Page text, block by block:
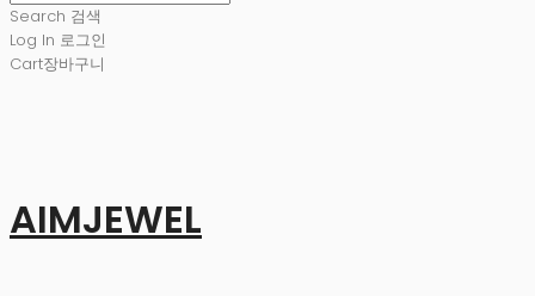
Search 검색
Log In 로그인
Cart장바구니
AIMJEWEL